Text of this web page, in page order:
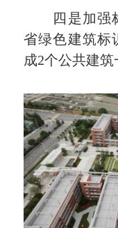
四是加强标
省绿色建筑标
成2个公共建筑